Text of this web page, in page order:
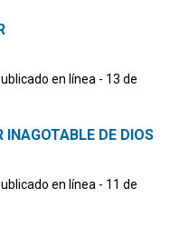
en línea - 13 de
INAGOTABLE DE DIOS
en línea - 11 de